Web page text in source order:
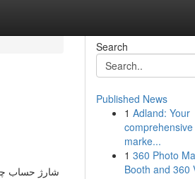
شارژ حساب
Search
Published News
1 Adland: Your
marke...
1 360 Photo
Booth and 360